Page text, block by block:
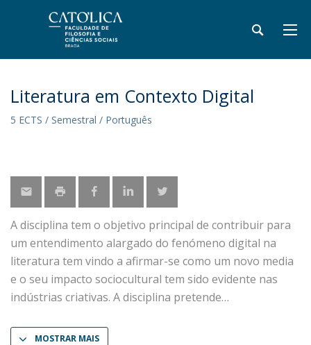
Literatura em Contexto Digital
5 ECTS / Semestral / Português
A disciplina tem o objetivo principal de contribuir para
um entendimento alargado do fenómeno digital na
literatura tem vindo a afirmar-se como um novo media
e o seu impacto sociocultural tem sido evidente nas
indústrias criativas. A disciplina pretende
MOSTRAR MAIS